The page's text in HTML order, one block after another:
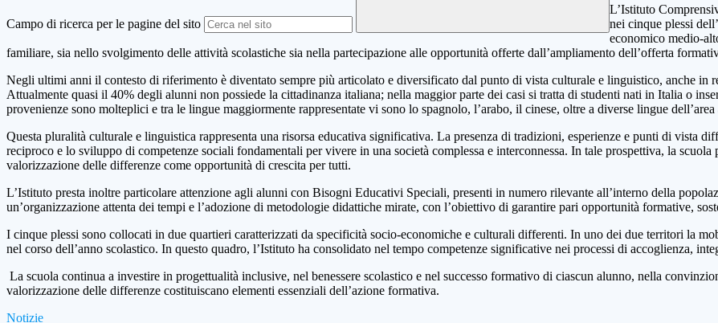
Campo di ricerca per le pagine del sito
L’Istituto
nei cinque plessi
economico medio-
familiare, sia nello svolgimento delle attività scolastiche sia nella partecipazione alle opportunità offerte dall’ampliamento dell’offerta
Negli ultimi anni il contesto di riferimento è diventato sempre più articolato e diversificato dal punto di vista culturale e linguistico, anche in
Attualmente quasi il 40% degli alunni non possiede la cittadinanza italiana; nella maggior parte dei casi si tratta di studenti nati in Italia o
provenienze sono molteplici e tra le lingue maggiormente rappresentate vi sono lo spagnolo, l’arabo, il cinese, oltre a diverse lingue
Questa pluralità culturale e linguistica rappresenta una risorsa educativa significativa. La presenza di tradizioni, esperienze e punti di vista
reciproco e lo sviluppo di competenze sociali fondamentali per vivere in una società complessa e interconnessa. In tale prospettiva, la
valorizzazione delle differenze come opportunità di crescita per tutti.
L’Istituto presta inoltre particolare attenzione agli alunni con Bisogni Educativi Speciali, presenti in numero rilevante all’interno della
un’organizzazione attenta dei tempi e l’adozione di metodologie didattiche mirate, con l’obiettivo di garantire pari opportunità formative,
I cinque plessi sono collocati in due quartieri caratterizzati da specificità socio-economiche e culturali differenti. In uno dei due territori la
nel corso dell’anno scolastico. In questo quadro, l’Istituto ha consolidato nel tempo competenze significative nei processi di accoglienza,
La scuola continua a investire in progettualità inclusive, nel benessere scolastico e nel successo formativo di ciascun alunno, nella
valorizzazione delle differenze costituiscano elementi essenziali dell’azione formativa.
Notizie